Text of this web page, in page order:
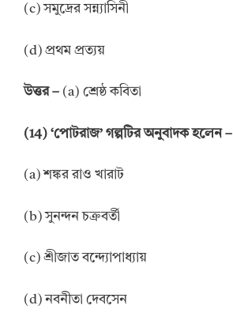
(c) সমুদ্রের সন্ন্যাসিনী
(d) প্রথম প্রত্যয়
উত্তর – (a) শ্রেষ্ঠ কবিতা
(14) ‘পোটরাজ’ গল্পটির অনুবাদক হলেন –
(a) শঙ্কর রাও খারাট
(b) সুনন্দন চক্রবর্তী
(c) শ্রীজাত বন্দ্যোপাধ্যায়
(d) নবনীতা দেবসেন